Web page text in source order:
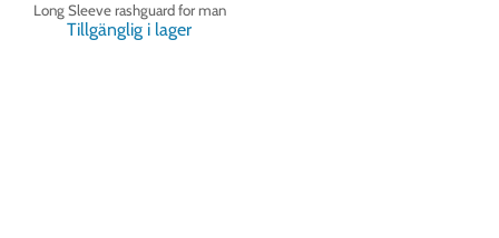
Long Sleeve rashguard for man
Tillgänglig i lager